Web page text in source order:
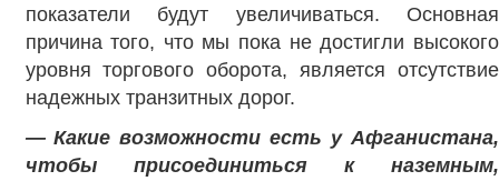
показатели будут увеличиваться. Основная
причина того, что мы пока не достигли высокого
уровня торгового оборота, является отсутствие
надежных транзитных дорог.
— Какие возможности есть у Афганистана,
чтобы присоединиться к наземным,